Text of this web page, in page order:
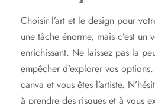
Choisir l’art et le design pour
une tâche énorme, mais c’est un
enrichissant. Ne laissez pas la
empêcher d’explorer vos
canva et vous êtes l’artiste.
à prendre des risques et à vous